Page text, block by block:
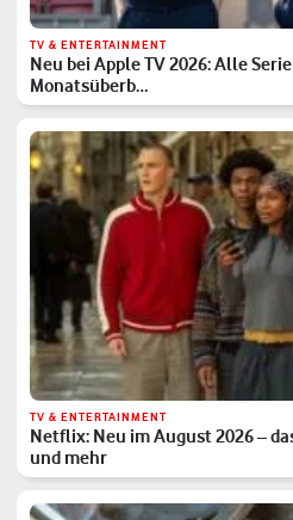
TV & ENTERTAINMENT
Neu bei Apple TV 2026: Alle
Monatsüberb…
TV & ENTERTAINMENT
Netflix: Neu im August 2026 –
und mehr